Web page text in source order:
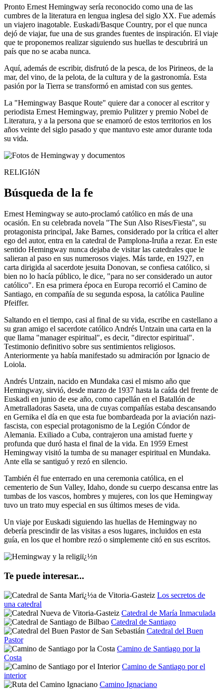
Pronto Ernest Hemingway sería reconocido como una de las
cumbres de la literatura en lengua inglesa del siglo XX. Fue además
un viajero inagotable. Euskadi/Basque Country, por el que nunca
dejó de viajar, fue una de sus grandes fuentes de inspiración. El viaje
que te proponemos realizar siguiendo sus huellas te descubrirá un
país que no se acaba nunca.
Aquí, además de escribir, disfrutó de la pesca, de los Pirineos, de la
mar, del vino, de la pelota, de la cultura y de la gastronomía. Esta
pasión por la Tierra se transformó en amistad con sus gentes.
La "Hemingway Basque Route" quiere dar a conocer al escritor y
periodista Ernest Hemingway, premio Pulitzer y premio Nobel de
Literatura, y a la persona que se enamoró de estos territorios en los
años veinte del siglo pasado y que mantuvo este amor durante toda
su vida.
RELIGIóN
Búsqueda de la fe
Ernest Hemingway se auto-proclamó católico en más de una
ocasión. En su celebrada novela "The Sun Also Rises/Fiesta", su
protagonista principal, Jake Barnes, considerado por la crítica el alter
ego del autor, entra en la catedral de Pamplona-Iruña a rezar. En este
sentido Hemingway nunca dejaba de visitar las catedrales que le
salieran al paso en sus numerosos viajes. Más tarde, en 1927, en
carta dirigida al sacerdote jesuita Donovan, se confiesa católico, si
bien no lo hacía público, le dice, "para no ser considerado un autor
católico". En esa primera época en Europa recorrió el Camino de
Santiago, en compañía de su segunda esposa, la católica Pauline
Pfeiffer.
Saltando en el tiempo, casi al final de su vida, escribe en castellano a
su gran amigo el sacerdote católico Andrés Untzain una carta en la
que llama "manager espiritual", es decir, "director espiritual".
Testimonio definitivo sobre sus sentimientos religiosos.
Anteriormente ya había manifestado su admiración por Ignacio de
Loiola.
Andrés Untzain, nacido en Mundaka casi el mismo año que
Hemingway, sirvió, desde marzo de 1937 hasta la caída del frente de
Euskadi en junio de ese año, como capellán en el Batallón de
Ametralladoras Saseta, una de cuyas compañías estaba descansando
en Gernika el día en que esta fue bombardeada por la aviación nazi-
fascista, con especial protagonismo de la Legión Cóndor de
Alemania. Exiliado a Cuba, contrajeron una amistad fuerte y
profunda que duró hasta el final de la vida. En 1959 Ernest
Hemingway visitó la tumba de su manager espiritual en Mundaka.
Ante ella se santiguó y rezó en silencio.
También él fue enterrado en una ceremonia católica, en el
cementerio de Sun Valley, Idaho, donde su cuerpo descansa entre las
tumbas de los vascos, hombres y mujeres, con los que Hemingway
tuvo un trato muy especial en sus últimos meses de vida.
Un viaje por Euskadi siguiendo las huellas de Hemingway no
debería prescindir de las visitas a esos lugares, incluidos en esta
guía, en los que el hombre rezó o simplemente citó en sus escritos.
Te puede interesar...
Los secretos de
una catedral
Catedral de María Inmaculada
Catedral de Santiago
Catedral del Buen
Pastor
Camino de Santiago por la
Costa
Camino de Santiago por el
interior
Camino Ignaciano